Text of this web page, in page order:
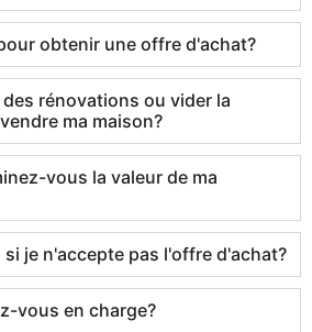
obtenir une offre d'achat?
rénovations ou vider la
ma maison?
vous la valeur de ma
je n'accepte pas l'offre d'achat?
vous en charge?